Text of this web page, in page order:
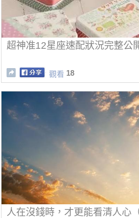
超神准12星座速配狀況完整公
觀看 18
人在沒錢時，才更能看清人心